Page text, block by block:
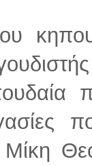
Μίκη